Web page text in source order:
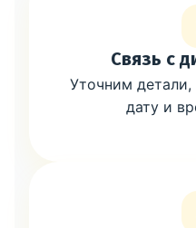
Связь с
Уточним
дату и